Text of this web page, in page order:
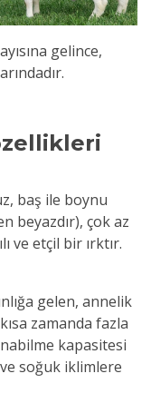
gelince,
baş ile boynu
beyazdır), çok az
ve etçil bir ırktır.
gelen, annelik
zamanda fazla
kapasitesi
soğuk iklimlere